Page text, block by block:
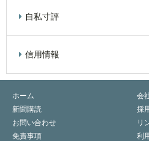
自私寸評
信用情報
ホーム
会
新聞購読
採
お問い合わせ
リ
免責事項
利